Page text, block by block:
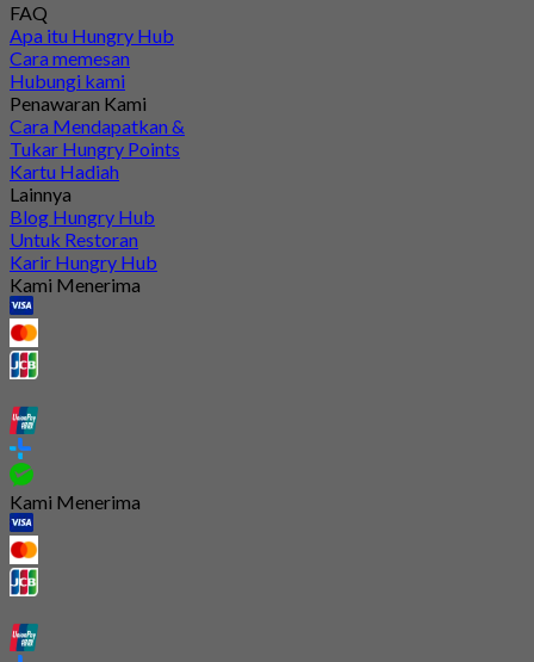
FAQ
Apa itu Hungry Hub
Cara memesan
Hubungi kami
Penawaran Kami
Cara Mendapatkan &
Tukar Hungry Points
Kartu Hadiah
Lainnya
Blog Hungry Hub
Untuk Restoran
Karir Hungry Hub
Kami Menerima
Kami Menerima